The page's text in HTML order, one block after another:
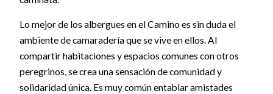
Lo mejor de los albergues en el Camino es sin duda el
ambiente de camaradería que se vive en ellos. Al
compartir habitaciones y espacios comunes con otros
peregrinos, se crea una sensación de comunidad y
solidaridad única. Es muy común entablar amistades